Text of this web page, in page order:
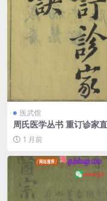
医武馆
周氏医学丛书 重订诊
1 月前